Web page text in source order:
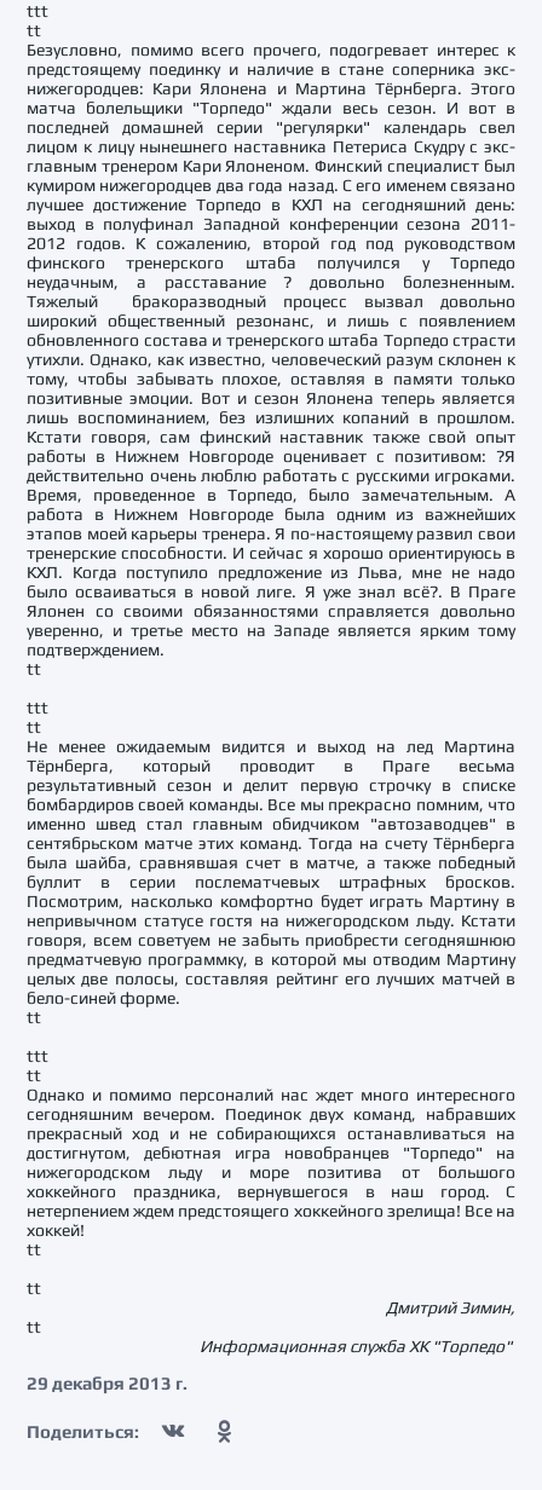
ttt
tt
Безусловно, помимо всего прочего, подогревает интерес к
предстоящему поединку и наличие в стане соперника экс-
нижегородцев: Кари Ялонена и Мартина Тёрнберга. Этого
матча болельщики "Торпедо" ждали весь сезон. И вот в
последней домашней серии "регулярки" календарь свел
лицом к лицу нынешнего наставника Петериса Скудру с экс-
главным тренером Кари Ялоненом. Финский специалист был
кумиром нижегородцев два года назад. С его именем связано
лучшее достижение Торпедо в КХЛ на сегодняшний день:
выход в полуфинал Западной конференции сезона 2011-
2012 годов. К сожалению, второй год под руководством
финского тренерского штаба получился у Торпедо
неудачным, а расставание ? довольно болезненным.
Тяжелый бракоразводный процесс вызвал довольно
широкий общественный резонанс, и лишь с появлением
обновленного состава и тренерского штаба Торпедо страсти
утихли. Однако, как известно, человеческий разум склонен к
тому, чтобы забывать плохое, оставляя в памяти только
позитивные эмоции. Вот и сезон Ялонена теперь является
лишь воспоминанием, без излишних копаний в прошлом.
Кстати говоря, сам финский наставник также свой опыт
работы в Нижнем Новгороде оценивает с позитивом: ?Я
действительно очень люблю работать с русскими игроками.
Время, проведенное в Торпедо, было замечательным. А
работа в Нижнем Новгороде была одним из важнейших
этапов моей карьеры тренера. Я по-настоящему развил свои
тренерские способности. И сейчас я хорошо ориентируюсь в
КХЛ. Когда поступило предложение из Льва, мне не надо
было осваиваться в новой лиге. Я уже знал всё?. В Праге
Ялонен со своими обязанностями справляется довольно
уверенно, и третье место на Западе является ярким тому
подтверждением.
tt
ttt
tt
Не менее ожидаемым видится и выход на лед Мартина
Тёрнберга, который проводит в Праге весьма
результативный сезон и делит первую строчку в списке
бомбардиров своей команды. Все мы прекрасно помним, что
именно швед стал главным обидчиком "автозаводцев" в
сентябрьском матче этих команд. Тогда на счету Тёрнберга
была шайба, сравнявшая счет в матче, а также победный
буллит в серии послематчевых штрафных бросков.
Посмотрим, насколько комфортно будет играть Мартину в
непривычном статусе гостя на нижегородском льду. Кстати
говоря, всем советуем не забыть приобрести сегодняшнюю
предматчевую программку, в которой мы отводим Мартину
целых две полосы, составляя рейтинг его лучших матчей в
бело-синей форме.
tt
ttt
tt
Однако и помимо персоналий нас ждет много интересного
сегодняшним вечером. Поединок двух команд, набравших
прекрасный ход и не собирающихся останавливаться на
достигнутом, дебютная игра новобранцев "Торпедо" на
нижегородском льду и море позитива от большого
хоккейного праздника, вернувшегося в наш город. С
нетерпением ждем предстоящего хоккейного зрелища! Все на
хоккей!
tt
tt
Дмитрий Зимин,
tt
Информационная служба ХК "Торпедо"
29 декабря 2013 г.
Поделиться: